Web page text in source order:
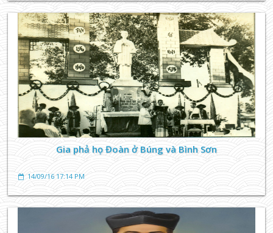
Gia phả họ Đoàn ở Búng và Bình Sơn
14/09/16 17:14 PM